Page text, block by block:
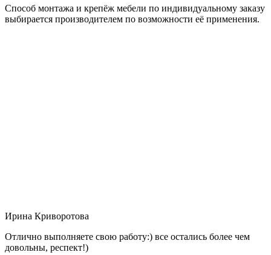
Способ монтажа и крепёж мебели по индивидуальному заказу
выбирается производителем по возможности её применения.
Ирина Криворотова
Отлично выполняете свою работу:) все остались более чем
довольны, респект!)